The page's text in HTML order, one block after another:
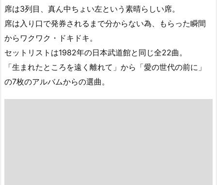
席は3列目、真ん中ちょい左という素晴らしい席。
席は入り口で発券されるまで分からない為、もらった瞬間
からワクワク・ドキドキ。
セットリストは1982年の日本武道館と同じ全22曲。
「生まれたところを遠く離れて」から「愛の世代の前に」
の7枚のアルバムからの選曲。